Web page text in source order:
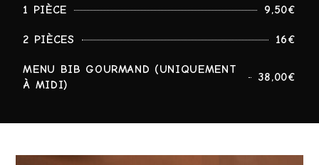
1 PIÈCE 9,50€
2 PIÈCES 16€
MENU BIB GOURMAND (UNIQUEMENT
À MIDI)
38,00€